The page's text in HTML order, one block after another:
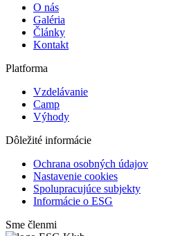
O nás
Galéria
Články
Kontakt
Platforma
Vzdelávanie
Camp
Výhody
Dôležité informácie
Ochrana osobných údajov
Nastavenie cookies
Spolupracujúce subjekty
Informácie o ESG
Sme členmi